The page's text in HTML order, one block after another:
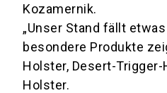
Kozamernik.
„Unser Stand fällt
besondere Produkte
Holster, Desert-Trigger-
Holster.